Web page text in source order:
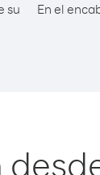
su
En el